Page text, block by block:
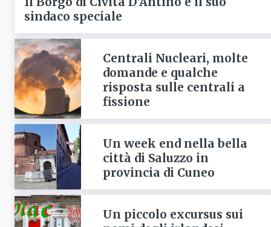
sindaco speciale
Centrali Nucleari, molte
domande e qualche
risposta sulle centrali a
fissione
Un week end nella bella
città di Saluzzo in
provincia di Cuneo
Un piccolo excursus sui